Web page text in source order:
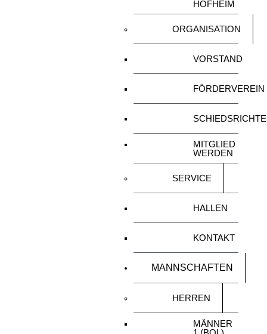
HOFHEIM
ORGANISATION
VORSTAND
FÖRDERVEREIN
MITGLIED
WERDEN
SERVICE
HALLEN
KONTAKT
MANNSCHAFTEN
HERREN
MÄNNER